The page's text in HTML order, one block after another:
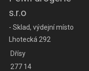
s.r.o
- Sklad, výdejní místo
Lhotecká 292
Dřísy
277 14